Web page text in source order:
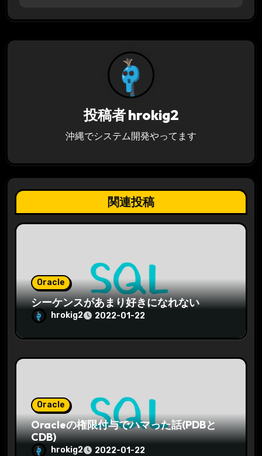
投稿者hrokig2
沖縄でシステム開発やってます
関連投稿
Oracle
シーケンスがあまり好きになれない
hrokig2 2022-01-22
Oracle
Oracleの権限付与でハマった話(PDBと
CDB)
hrokig2 2022-01-22